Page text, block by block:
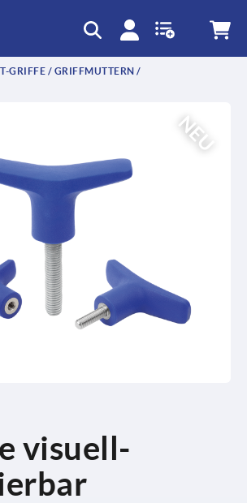
GRIFFE / GRIFFMUTTERN /
NEU
visuell-